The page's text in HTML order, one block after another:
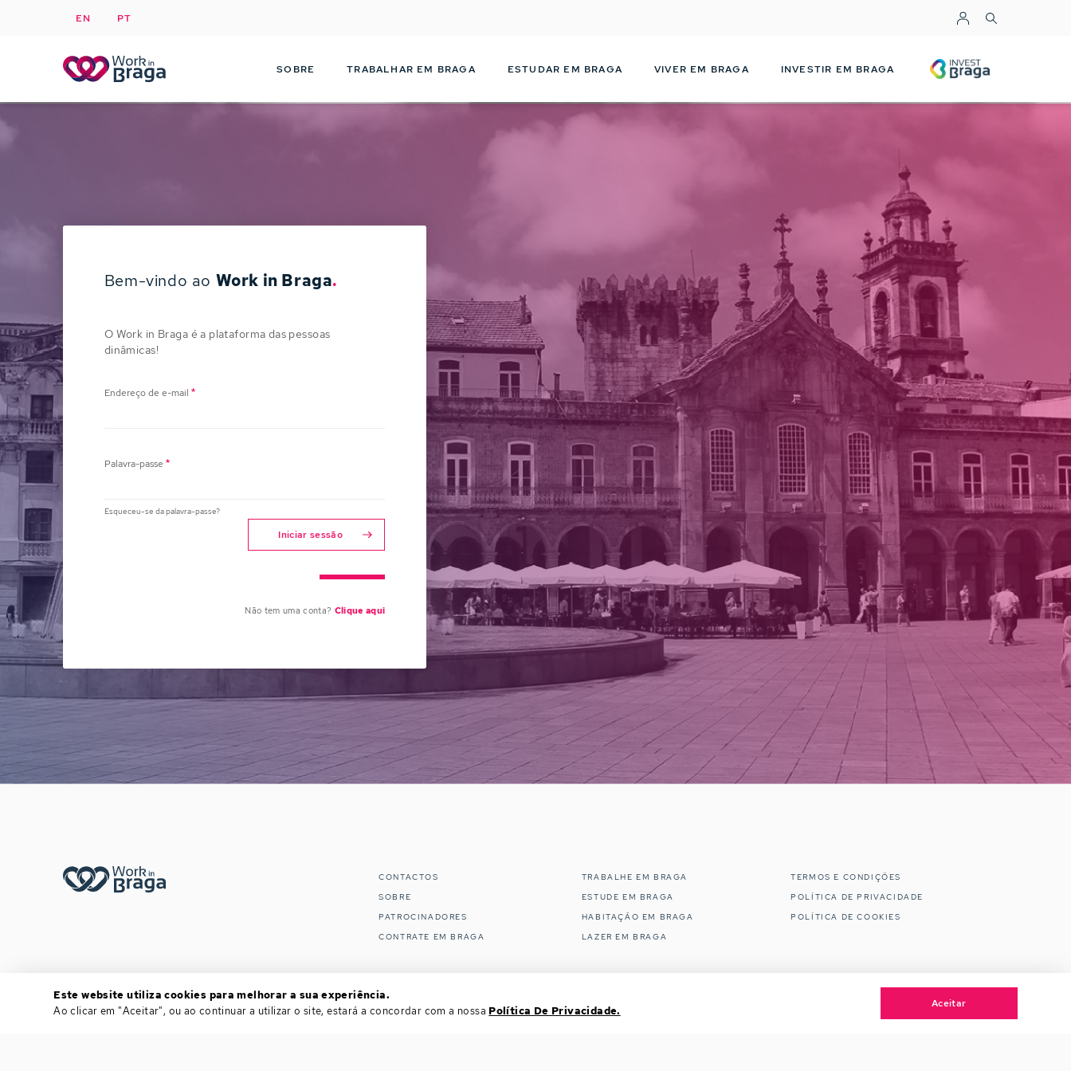
conteúdo
EN PT Top Menu
SOBRE TRABALHAR EM BRAGA ESTUDAR EM BRAGA VIVER EM BRAGA INVESTIR EM BRAGA
Bem-vindo ao Work in Braga.
O Work in Braga é a plataforma das pessoas
dinâmicas!
Endereço de e-mail
Palavra-passe
Esqueceu-se da palavra-passe?
Iniciar sessão
Não tem uma conta? Clique aqui
CONTACTOS
SOBRE
PATROCINADORES
CONTRATE EM BRAGA
TRABALHE EM BRAGA
ESTUDE EM BRAGA
HABITAÇÃO EM BRAGA
LAZER EM BRAGA
TERMOS E CONDIÇÕES
POLÍTICA DE PRIVACIDADE
POLÍTICA DE COOKIES
Este website utiliza cookies para melhorar a sua experiência.
Ao clicar em "Aceitar", ou ao continuar a utilizar o site, estará a concordar com a nossa Política De Privacidade.
Aceitar